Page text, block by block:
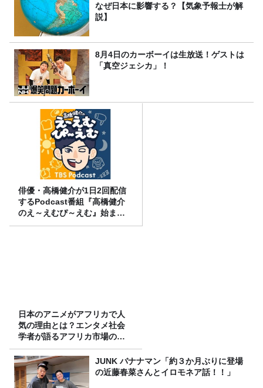
なぜ日本に影響する？【気象予報士が解
説】
8月4日のカーボーイは生放送！ゲストは
「真空ジェシカ」！
俳優・高橋健介が1日2回配信
するPodcast番組『高橋健介
のえ～えむぴ～えむ』始まり
ます
日本のアニメがアフリカで人
気の理由とは？エンタメ社会
学者が語るアフリカ市場のリ
アル
JUNK バナナマン「約３か月ぶりに登場
の近藤春菜さんとイロモネア話！！」